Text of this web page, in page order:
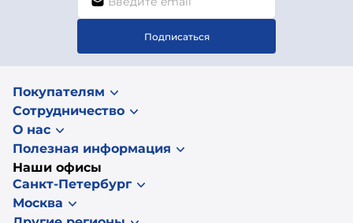
Подписаться
Покупателям
Сотрудничество
О нас
Полезная информация
Наши офисы
Санкт-Петербург
Москва